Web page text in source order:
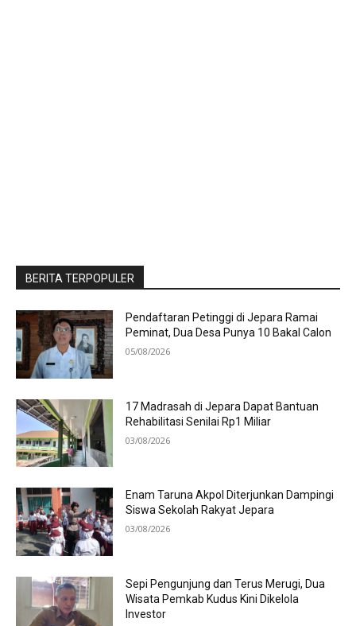
BERITA TERPOPULER
Pendaftaran Petinggi di Jepara Ramai
Peminat, Dua Desa Punya 10 Bakal Calon
05/08/2026
17 Madrasah di Jepara Dapat Bantuan
Rehabilitasi Senilai Rp1 Miliar
03/08/2026
Enam Taruna Akpol Diterjunkan Dampingi
Siswa Sekolah Rakyat Jepara
03/08/2026
Sepi Pengunjung dan Terus Merugi, Dua
Wisata Pemkab Kudus Kini Dikelola
Investor